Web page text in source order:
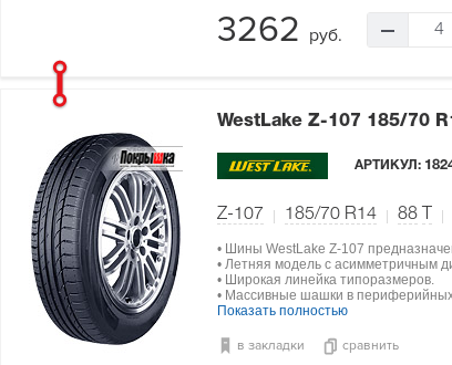
3262 руб. 4
WestLake Z-107 185/70
АРТИКУЛ:
Z-107 185/70 R14 88
• Шины WestLake Z-107
• Летняя модель с асимметричным
• Широкая линейка типоразмеров.
• Массивные шашки в
Показать полностью
в закладки сравнить